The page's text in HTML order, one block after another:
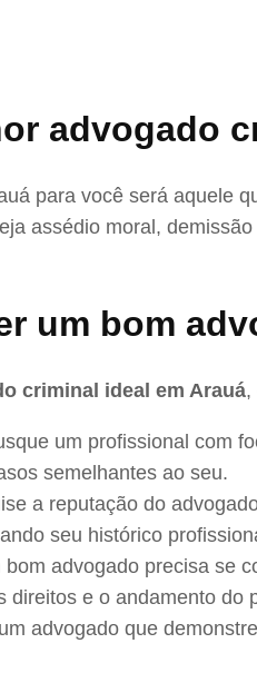
advogado
para você será aquele
assédio moral,
um bom
criminal ideal em Arauá,
um profissional com
semelhantes ao seu.
a reputação do
seu histórico
advogado precisa se
direitos e o andamento do
advogado que